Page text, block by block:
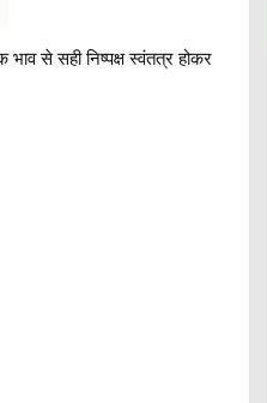
से सही निष्पक्ष स्वंतत्र होकर